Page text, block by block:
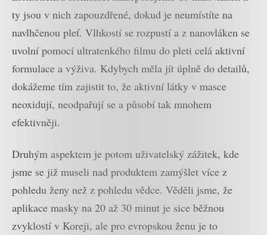
ty jsou v nich zapouzdřené, dokud je neumístíte na
navlhčenou pleť. Vlhkostí se rozpustí a z nanovláken se
uvolní pomocí ultratenkého filmu do pleti celá aktivní
formulace a výživa. Kdybych měla jít úplně do detailů,
dokážeme tím zajistit to, že aktivní látky v masce
neoxidují, neodpařují se a působí tak mnohem
efektivněji.
Druhým aspektem je potom uživatelský zážitek, kde
jsme se již museli nad produktem zamýšlet více z
pohledu ženy než z pohledu vědce. Věděli jsme, že
aplikace masky na 20 až 30 minut je sice běžnou
zvyklostí v Koreji, ale pro evropskou ženu je to